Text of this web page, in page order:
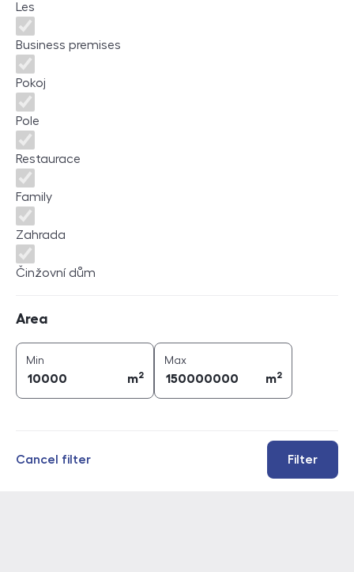
Les
Business premises
Pokoj
Pole
Restaurace
Family
Zahrada
Činžovní dům
Area
Min
m2
Maxarea (
m2
Filter
Cancel filter